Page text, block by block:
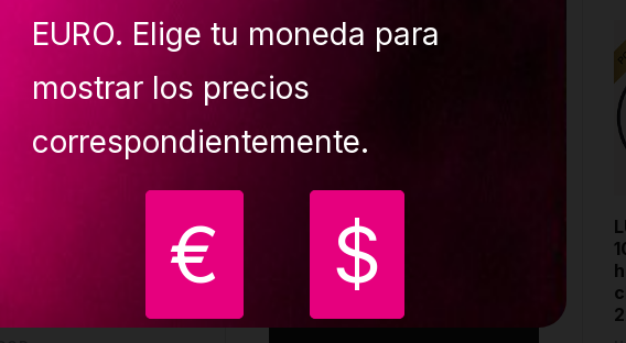
EURO. Elige tu moneda para
mostrar los precios
correspondientemente.
€ $
carabiner, 1x swivel)
3 in 1
Convertible design. The
attachment to single or
double rigging point